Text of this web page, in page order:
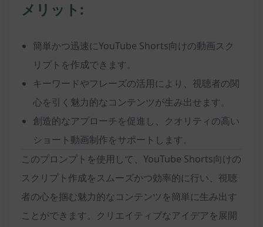
メリット:
簡単かつ迅速にYouTube Shorts向けの動画スク
リプトを作成できます。
キーワードやフレーズの活用により、視聴者の関
心を引く魅力的なコンテンツが生み出せます。
創造的なアプローチを促進し、クオリティの高い
ショート動画制作をサポートします。
このプロンプトを使用して、YouTube Shorts向けの
スクリプト作成をスムーズかつ効率的に行い、視聴
者の心を掴む魅力的なコンテンツを簡単に生み出す
ことができます。クリエイティブなアイデアを展開